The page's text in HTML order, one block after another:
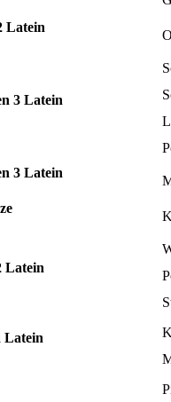
Latein
3 Latein
3 Latein
Latein
Latein